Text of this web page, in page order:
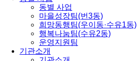
동별 사업
마을성장팀(번3동)
희망동행팀(우이동·수유1동)
행복나눔팀(수유2동)
운영지원팀
기관소개